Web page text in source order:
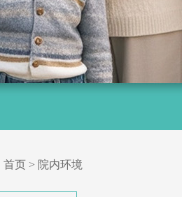
首页 > 院内环境